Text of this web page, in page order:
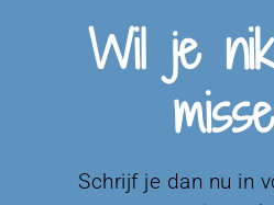
Wil je
Schrijf je dan nu in